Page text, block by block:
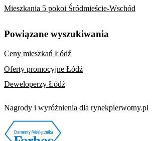
Mieszkania 5 pokoi Śródmieście-Wschód
Powiązane wyszukiwania
Ceny mieszkań Łódź
Oferty promocyjne Łódź
Deweloperzy Łódź
Nagrody i wyróżnienia dla rynekpierwotny.pl